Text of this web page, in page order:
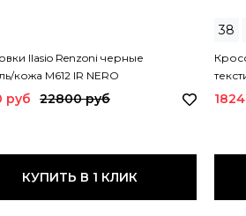
Ilasio Renzoni черные
кожа M612 IR NERO
руб 22800 руб
КУПИТЬ В 1 КЛИК
38